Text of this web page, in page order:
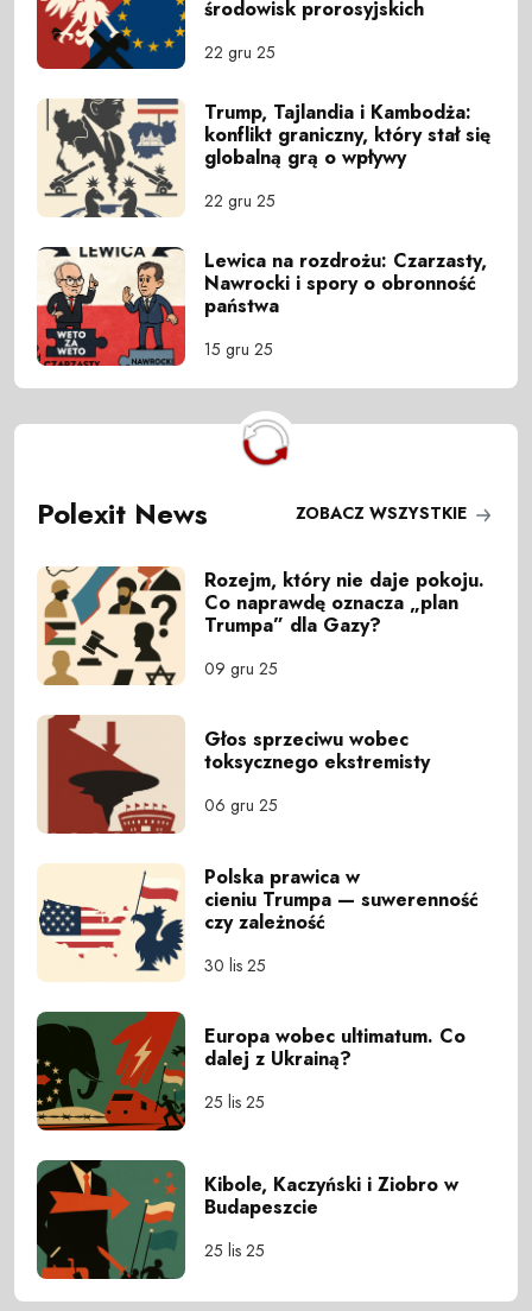
środowisk prorosyjskich
22 gru 25
Trump, Tajlandia i Kambodża:
konflikt graniczny, który stał się
globalną grą o wpływy
22 gru 25
Lewica na rozdrożu: Czarzasty,
Nawrocki i spory o obronność
państwa
15 gru 25
Polexit News ZOBACZ WSZYSTKIE
Rozejm, który nie daje pokoju.
Co naprawdę oznacza „plan
Trumpa” dla Gazy?
09 gru 25
Głos sprzeciwu wobec
toksycznego ekstremisty
06 gru 25
Polska prawica w
cieniu Trumpa — suwerenność
czy zależność
30 lis 25
Europa wobec ultimatum. Co
dalej z Ukrainą?
25 lis 25
Kibole, Kaczyński i Ziobro w
Budapeszcie
25 lis 25